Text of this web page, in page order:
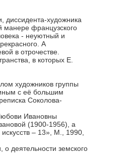
диссидента-художника
манере французского
- неуютный и
А
в отрочестве.
в которых Е.
художников группы
с её большим
Соколова-
Ивановны
(1900-1956), а
– 13», М., 1990,
деятельности земского